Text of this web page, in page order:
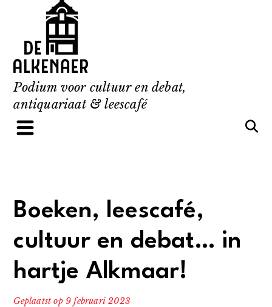
content
Podium voor cultuur en debat,
antiquariaat & leescafé
Boeken, leescafé,
cultuur en debat… in
hartje Alkmaar!
Geplaatst op 9 februari 2023